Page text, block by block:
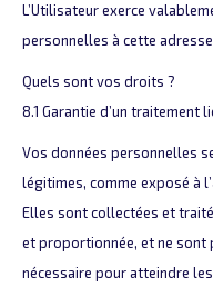
L’Utilisateur exerce
personnelles à cette
Quels sont vos droits ?
8.1 Garantie d’un traitement
Vos données personnelles
légitimes, comme exposé à
Elles sont collectées et
et proportionnée, et ne sont
nécessaire pour atteindre